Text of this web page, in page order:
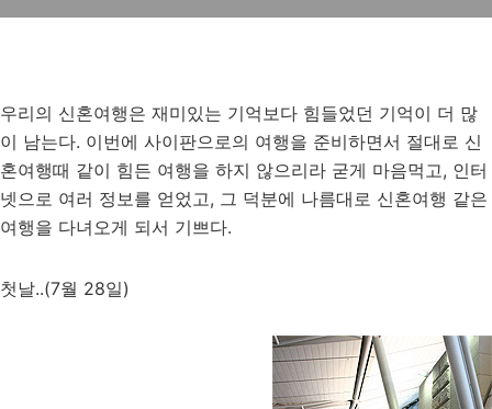
우리의 신혼여행은 재미있는 기억보다 힘들었던 기억이 더 많
이 남는다. 이번에 사이판으로의 여행을 준비하면서 절대로 신
혼여행때 같이 힘든 여행을 하지 않으리라 굳게 마음먹고, 인터
넷으로 여러 정보를 얻었고, 그 덕분에 나름대로 신혼여행 같은
여행을 다녀오게 되서 기쁘다.
첫날..(7월 28일)